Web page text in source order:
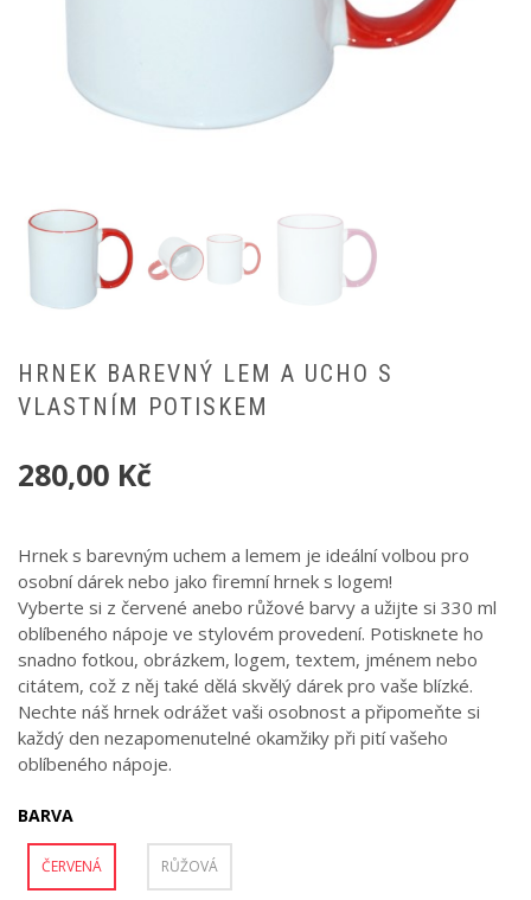
HRNEK BAREVNÝ LEM A UCHO S
VLASTNÍM POTISKEM
280,00 Kč
Hrnek s barevným uchem a lemem je ideální volbou pro
osobní dárek nebo jako firemní hrnek s logem!
Vyberte si z červené anebo růžové barvy a užijte si 330 ml
oblíbeného nápoje ve stylovém provedení. Potisknete ho
snadno fotkou, obrázkem, logem, textem, jménem nebo
citátem, což z něj také dělá skvělý dárek pro vaše blízké.
Nechte náš hrnek odrážet vaši osobnost a připomeňte si
každý den nezapomenutelné okamžiky při pití vašeho
oblíbeného nápoje.
BARVA
ČERVENÁ RŮŽOVÁ